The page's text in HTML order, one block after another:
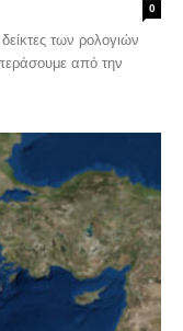
0
των ρολογιών
από την